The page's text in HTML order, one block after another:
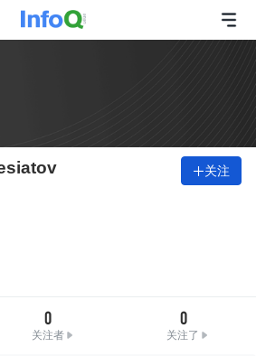
关注
0
关注者
0
关注了